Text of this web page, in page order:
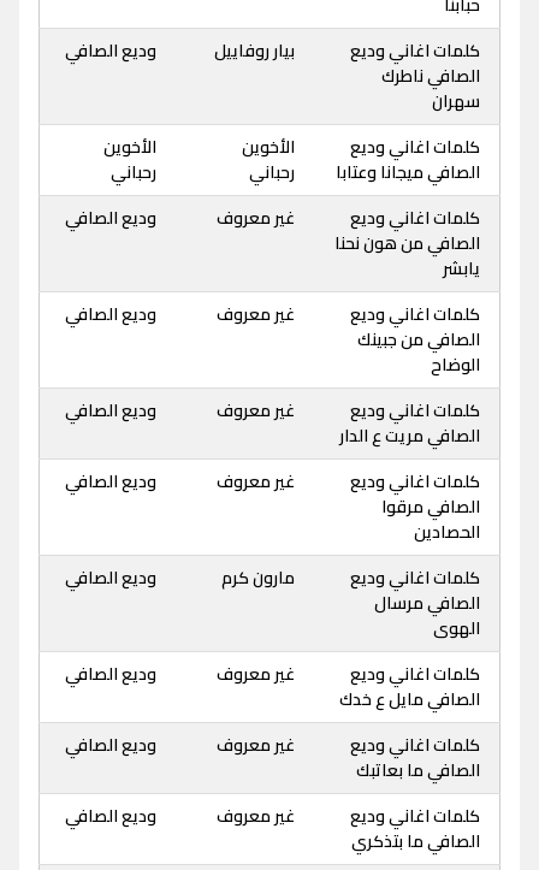
كلمات اغاني وديع
الصافي ناطرك
سهران
بيار روفاييل وديع الصافي
كلمات اغاني وديع
الصافي ميجانا وعتابا
الأخوين
رحباني
الأخوين
رحباني
كلمات اغاني وديع
الصافي من هون نحنا
يابشر
غير معروف وديع الصافي
كلمات اغاني وديع
الصافي من جبينك
الوضاح
غير معروف وديع الصافي
كلمات اغاني وديع
الصافي مريت ع الدار
غير معروف وديع الصافي
كلمات اغاني وديع
الصافي مرقوا
الحصادين
غير معروف وديع الصافي
كلمات اغاني وديع
الصافي مرسال
الهوى
مارون كرم وديع الصافي
كلمات اغاني وديع
الصافي مايل ع خدك
غير معروف وديع الصافي
كلمات اغاني وديع
الصافي ما بعاتبك
غير معروف وديع الصافي
كلمات اغاني وديع
الصافي ما بتذكري
غير معروف وديع الصافي